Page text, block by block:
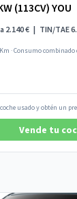
(113CV) YOU
2.140 € | TIN/TAE
·Consumo combinado
usado y obtén un
Vende tu